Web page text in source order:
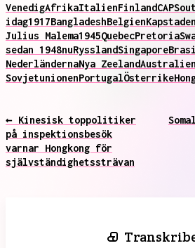
VenedigAfrikaItalienFinlandCAP
idag1917BangladeshBelgienKapstaden
Julius Malema1945QuebecPretoria
sedan 1948nuRysslandSingapore
NederländernaNya ZeelandAustralien
SovjetunionenPortugalÖsterrike
← Kinesisk toppolitiker
på inspektionsbesök
varnar Hongkong för
självständighetssträvan